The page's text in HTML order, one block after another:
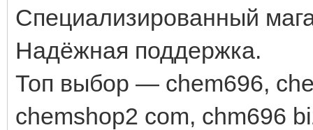
Специализированный
Надёжная поддержка.
Топ выбор — chem696,
chemshop2 com, chm696